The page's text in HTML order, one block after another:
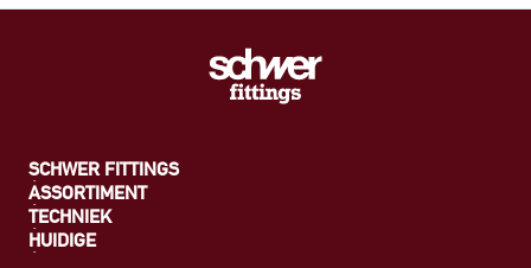
SCHWER FITTINGS
ASSORTIMENT
TECHNIEK
HUIDIGE